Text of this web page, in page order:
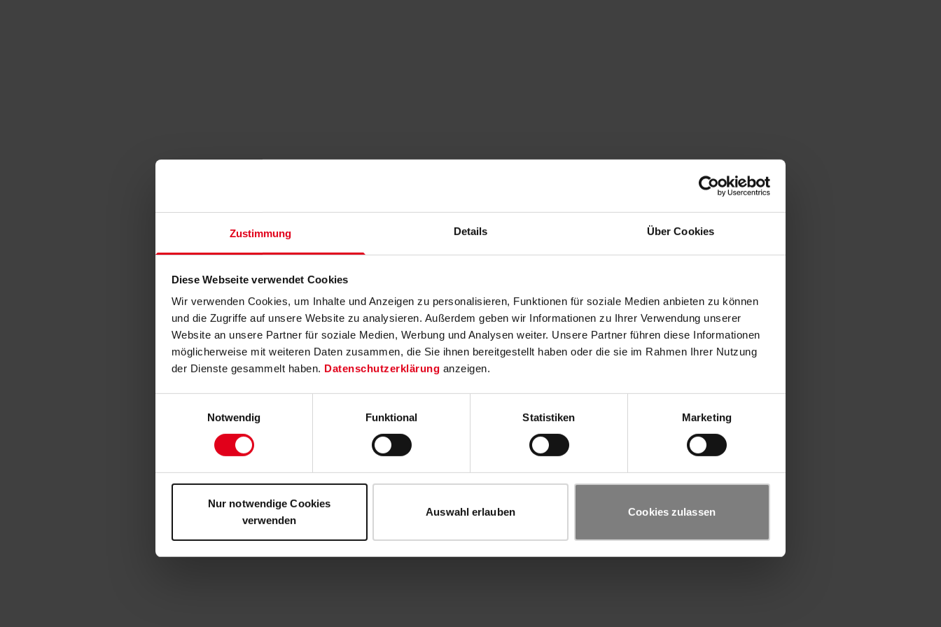
Zustimmung Details Über Cookies
Diese Webseite verwendet Cookies
Wir verwenden Cookies, um Inhalte und Anzeigen zu personalisieren, Funktionen für soziale Medien anbieten zu können
und die Zugriffe auf unsere Website zu analysieren. Außerdem geben wir Informationen zu Ihrer Verwendung unserer
Website an unsere Partner für soziale Medien, Werbung und Analysen weiter. Unsere Partner führen diese Informationen
möglicherweise mit weiteren Daten zusammen, die Sie ihnen bereitgestellt haben oder die sie im Rahmen Ihrer Nutzung
der Dienste gesammelt haben. Datenschutzerklärung anzeigen.
Notwendig
Funktional Statistiken Marketing
Nur notwendige Cookies
verwenden
Auswahl erlauben Cookies zulassen